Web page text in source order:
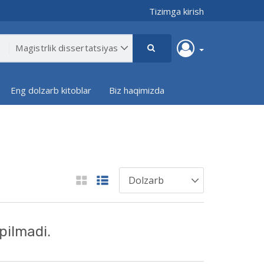
Tizimga kirish
Eng dolzarb kitoblar Biz haqimizda